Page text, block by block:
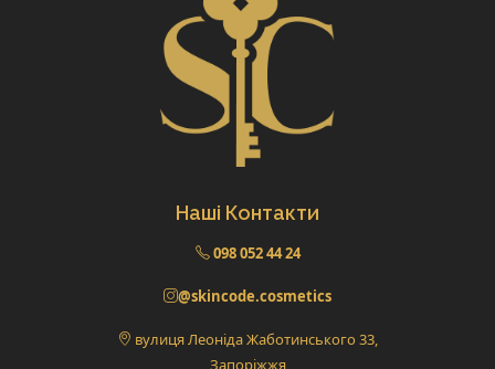
Наші Контакти
098 052 44 24
@skincode.cosmetics
вулиця Леоніда Жаботинського 33,